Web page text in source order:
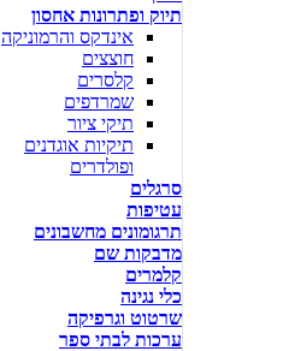
תיוק ופתרונות אחסון
אינדקס והרמוניקה
חוצצים
קלסרים
שמרדפים
תיקי ציור
תיקיות אוגדנים
ופולדרים
סרגלים
עטיפות
תרגומונים מחשבונים
מדבקות שם
קלמרים
כלי נגינה
שרטוט וגרפיקה
ערכות לבתי ספר